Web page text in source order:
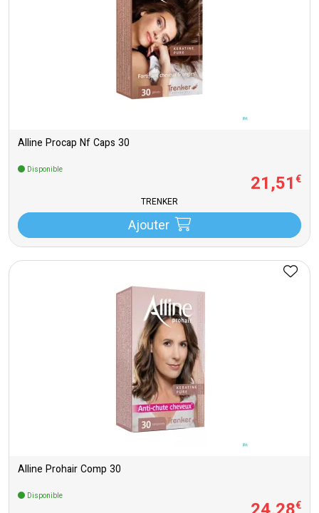
Alline Procap Nf Caps 30
Disponible
21,51€
TRENKER
Ajouter
Alline Prohair Comp 30
Disponible
€